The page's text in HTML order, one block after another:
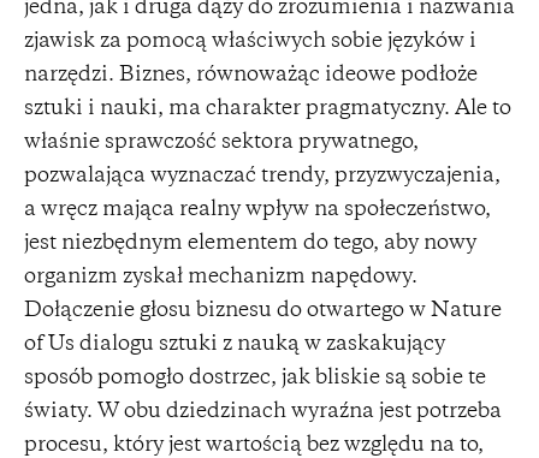
jedna, jak i druga dąży do zrozumienia i nazwania
zjawisk za pomocą właściwych sobie języków i
narzędzi. Biznes, równoważąc ideowe podłoże
sztuki i nauki, ma charakter pragmatyczny. Ale to
właśnie sprawczość sektora prywatnego,
pozwalająca wyznaczać trendy, przyzwyczajenia,
a wręcz mająca realny wpływ na społeczeństwo,
jest niezbędnym elementem do tego, aby nowy
organizm zyskał mechanizm napędowy.
Dołączenie głosu biznesu do otwartego w Nature
of Us dialogu sztuki z nauką w zaskakujący
sposób pomogło dostrzec, jak bliskie są sobie te
światy. W obu dziedzinach wyraźna jest potrzeba
procesu, który jest wartością bez względu na to,